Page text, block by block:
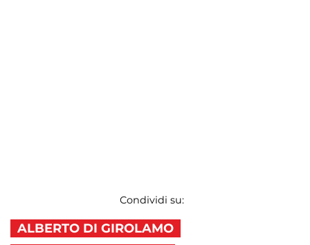
Condividi su:
ALBERTO DI GIROLAMO